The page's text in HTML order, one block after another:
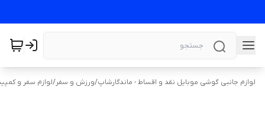
لوازم جانبی گوشی موبایل نقد و اقساط - ماندگارشاپ/ورزش و سفر/لوازم سفر و